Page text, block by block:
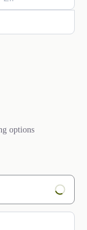
options